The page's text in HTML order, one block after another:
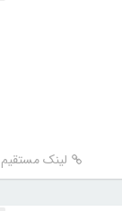
لینک مستقیم